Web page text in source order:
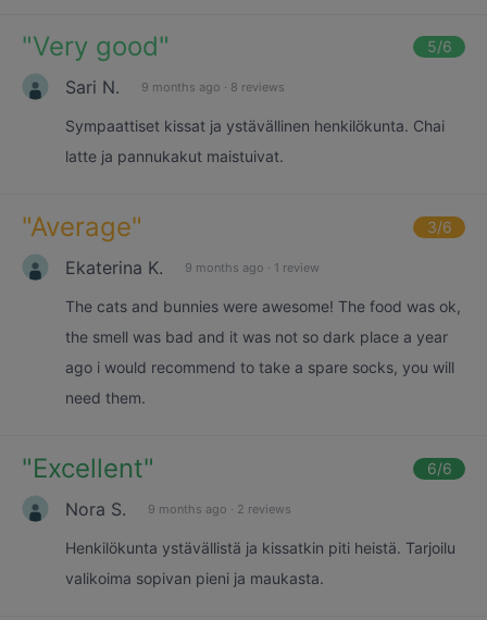
"Very good" 5/6
Sari N. 9 months ago · 8 reviews
Sympaattiset kissat ja ystävällinen henkilökunta. Chai
latte ja pannukakut maistuivat.
"Average" 3/6
Ekaterina K. 9 months ago · 1 review
The cats and bunnies were awesome! The food was ok,
the smell was bad and it was not so dark place a year
ago i would recommend to take a spare socks, you will
need them.
"Excellent" 6/6
Nora S. 9 months ago · 2 reviews
Henkilökunta ystävällistä ja kissatkin piti heistä. Tarjoilu
valikoima sopivan pieni ja maukasta.